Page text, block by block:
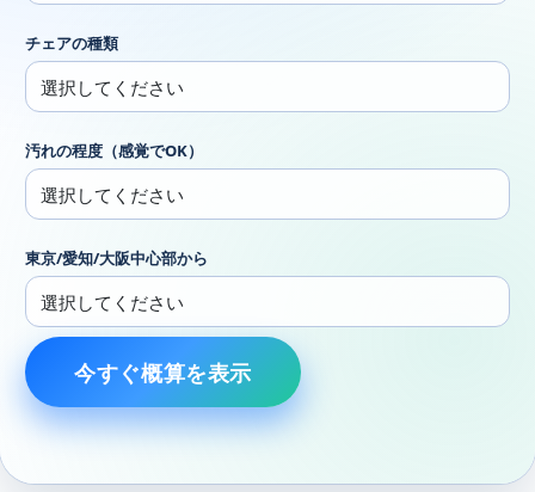
チェアの種類
汚れの程度（感覚でOK）
東京/愛知/大阪中心部から
今すぐ概算を表示